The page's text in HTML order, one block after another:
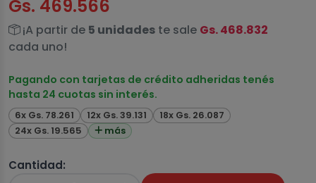
Gs. 469.566
¡A partir de 5 unidades te sale Gs. 468.832
cada uno!
Pagando con tarjetas de crédito adheridas tenés
hasta 24 cuotas sin interés.
6x Gs. 78.261 12x Gs. 39.131
18x Gs. 26.087
24x Gs. 19.565
más
Cantidad: